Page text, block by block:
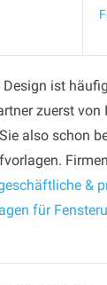
ist
zuerst von
also schon
&
für